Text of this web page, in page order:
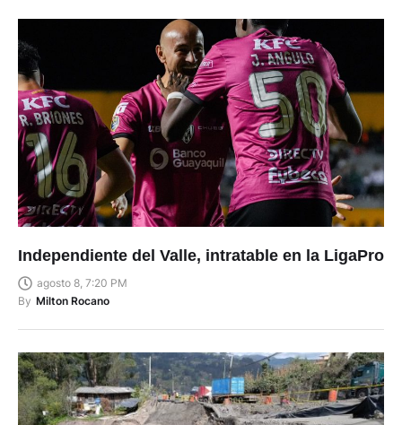
Independiente del Valle, intratable en la LigaPro
agosto 8, 7:20 PM
By Milton Rocano